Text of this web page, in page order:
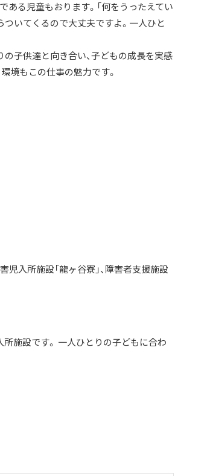
ある児童もおります。「何をうったえてい
ついてくるので大丈夫ですよ。一人ひと
子供達と向き合い、子どもの成長を実感
境もこの仕事の魅力です。
児入所施設「龍ヶ谷寮」、障害者支援施設
所施設です。 一人ひとりの子どもに合わ